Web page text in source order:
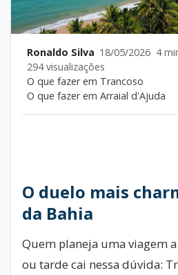
Ronaldo Silva 18/05/2026 4
294 visualizações
O que fazer em Trancoso
O que fazer em Arraial d'Ajuda
O duelo mais
da Bahia
Quem planeja uma viagem
ou tarde cai nessa dúvida: